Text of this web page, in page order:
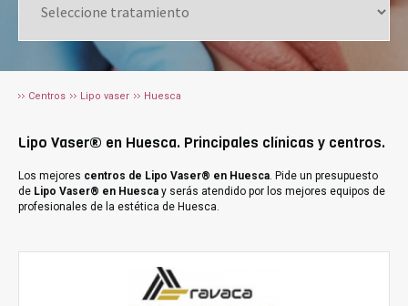
Centros Lipo vaser Huesca
Lipo Vaser® en Huesca. Principales clínicas y centros.
Los mejores centros de Lipo Vaser® en Huesca. Pide un presupuesto
de Lipo Vaser® en Huesca y serás atendido por los mejores equipos de
profesionales de la estética de Huesca.